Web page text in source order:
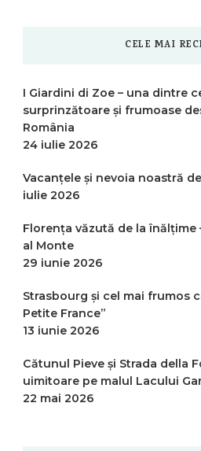
CELE MAI
I Giardini di Zoe – una dintre
surprinzătoare și frumoase
România
24 iulie 2026
Vacanțele și nevoia noastră
iulie 2026
Florența văzută de la înălțime
al Monte
29 iunie 2026
Strasbourg și cel mai frumos
Petite France”
13 iunie 2026
Cătunul Pieve și Strada della
uimitoare pe malul Lacului
22 mai 2026